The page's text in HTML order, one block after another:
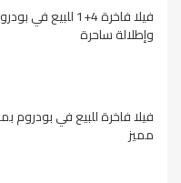
فيلا فاخرة 4+1
وإطلالة ساحرة
فيلا فاخرة للبيع في
مميز